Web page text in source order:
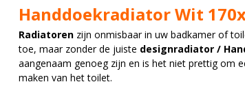
Handdoekradiator Wit
Radiatoren zijn onmisbaar in uw badkamer of
toe, maar zonder de juiste designradiator /
aangenaam genoeg zijn en is het niet prettig om
maken van het toilet.